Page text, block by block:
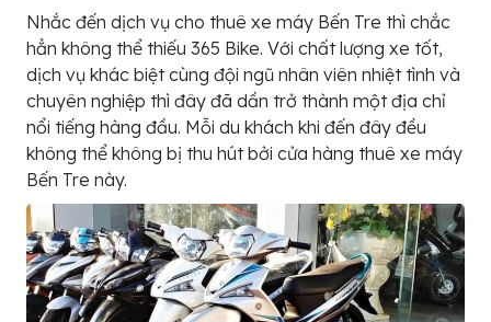
Nhắc đến dịch vụ cho thuê xe máy Bến Tre thì chắc
hẳn không thể thiếu 365 Bike. Với chất lượng xe tốt,
dịch vụ khác biệt cùng đội ngũ nhân viên nhiệt tình và
chuyên nghiệp thì đây đã dần trở thành một địa chỉ
nổi tiếng hàng đầu. Mỗi du khách khi đến đây đều
không thể không bị thu hút bởi cửa hàng thuê xe máy
Bến Tre này.